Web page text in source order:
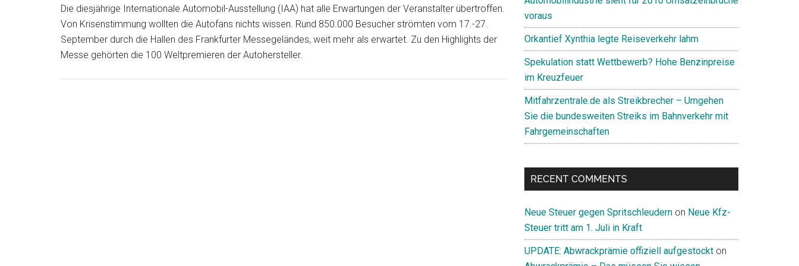
Die diesjährige Internationale Automobil-Ausstellung (IAA) hat alle Erwartungen der Veranstalter übertroffen.
Von Krisenstimmung wollten die Autofans nichts wissen. Rund 850.000 Besucher strömten vom 17.-27.
September durch die Hallen des Frankfurter Messegeländes, weit mehr als erwartet. Zu den Highlights der
Messe gehörten die 100 Weltpremieren der Autohersteller.
voraus
Orkantief Xynthia legte Reiseverkehr lahm
Spekulation statt Wettbewerb? Hohe Benzinpreise
im Kreuzfeuer
Mitfahrzentrale.de als Streikbrecher – Umgehen
Sie die bundesweiten Streiks im Bahnverkehr mit
Fahrgemeinschaften
RECENT COMMENTS
Neue Steuer gegen Spritschleudern on Neue Kfz-
Steuer tritt am 1. Juli in Kraft
UPDATE: Abwrackprämie offiziell aufgestockt on